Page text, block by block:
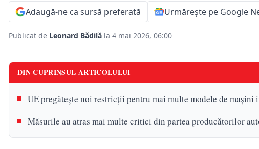
Adaugă-ne ca sursă preferată Urmărește pe Google
Publicat de Leonard Bădilă la 4 mai 2026, 06:00
DIN CUPRINSUL ARTICOLULUI
UE pregătește noi restricții pentru mai multe modele de mașini
Măsurile au atras mai multe critici din partea producătorilor